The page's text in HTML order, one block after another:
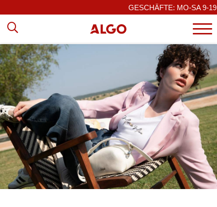
GESCHÄFTE: MO-SA 9-19 /